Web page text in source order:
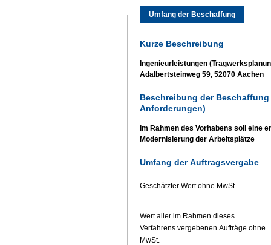
Umfang der Beschaffung
Kurze Beschreibung
Ingenieurleistungen
Adalbertsteinweg 59, 52070 Aachen
Beschreibung der
Anforderungen)
Im Rahmen des Vorhabens soll eine
Modernisierung der Arbeitsplätze
Umfang der Auftragsvergabe
Geschätzter Wert ohne MwSt.
Wert aller im Rahmen dieses
Verfahrens vergebenen Aufträge ohne
MwSt.